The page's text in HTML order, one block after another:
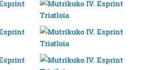
buruzko informazioa biltzeko eta
Zure datuak nork eta zertarako
dezakezu.
babesten dira. Ikusi gure